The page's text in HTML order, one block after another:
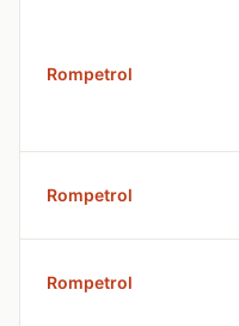
Rompetrol
Rompetrol
Rompetrol